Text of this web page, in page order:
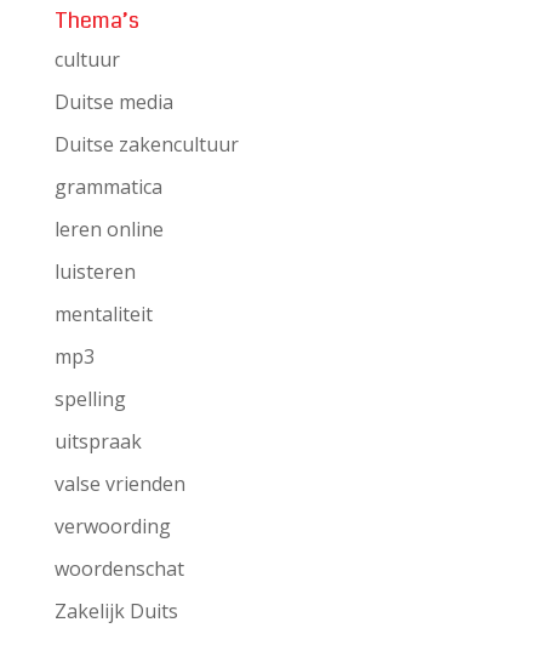
Thema’s
cultuur
Duitse media
Duitse zakencultuur
grammatica
leren online
luisteren
mentaliteit
mp3
spelling
uitspraak
valse vrienden
verwoording
woordenschat
Zakelijk Duits